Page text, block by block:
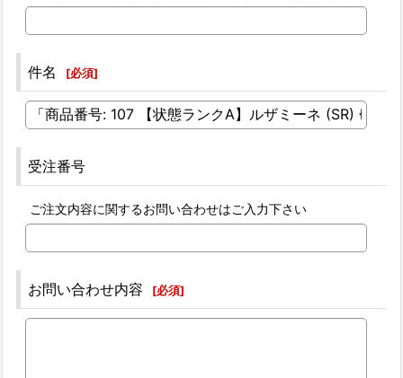
件名 [必須]
受注番号
ご注文内容に関するお問い合わせはご入力下さい
お問い合わせ内容 [必須]